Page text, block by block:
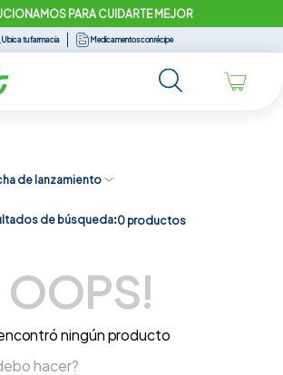
PARA CUIDARTE MEJOR
Ubica tu farmacia Medicamentos con récipe
de lanzamiento
de búsqueda:0 productos
OOPS!
ningún producto
hacer?